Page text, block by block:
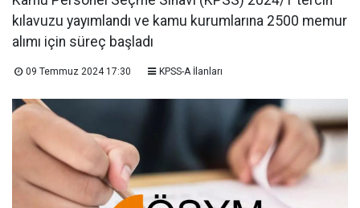
kılavuzu yayımlandı ve kamu kurumlarına 2500 memur
alımı için süreç başladı
09 Temmuz 2024 17:30 KPSS-A İlanları